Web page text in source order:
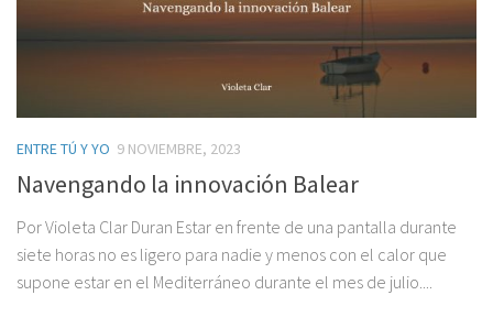
ENTRE TÚ Y YO 9 NOVIEMBRE, 2023
Navengando la innovación Balear
Por Violeta Clar Duran Estar en frente de una pantalla durante
siete horas no es ligero para nadie y menos con el calor que
supone estar en el Mediterráneo durante el mes de julio....